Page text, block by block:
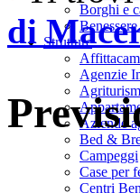
Borghi e
Strutture
Agenzie
Aziende
Bed &
Campeggi
Case per
Centri
di